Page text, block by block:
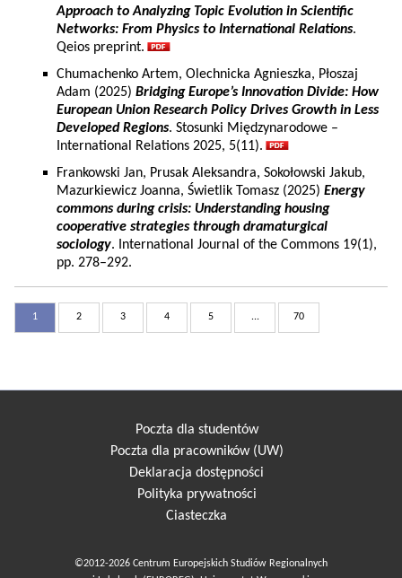
Approach to Analyzing Topic Evolution in Scientific
Networks: From Physics to International Relations.
Qeios preprint.
Chumachenko Artem, Olechnicka Agnieszka, Płoszaj
Adam (2025) Bridging Europe’s Innovation Divide: How
European Union Research Policy Drives Growth in Less
Developed Regions. Stosunki Międzynarodowe –
International Relations 2025, 5(11).
Frankowski Jan, Prusak Aleksandra, Sokołowski Jakub,
Mazurkiewicz Joanna, Świetlik Tomasz (2025) Energy
commons during crisis: Understanding housing
cooperative strategies through dramaturgical
sociology. International Journal of the Commons 19(1),
pp. 278–292.
1 2 3 4 5 ... 70
Poczta dla studentów
Poczta dla pracowników (UW)
Deklaracja dostępności
Polityka prywatności
Ciasteczka
©2012-2026 Centrum Europejskich Studiów Regionalnych